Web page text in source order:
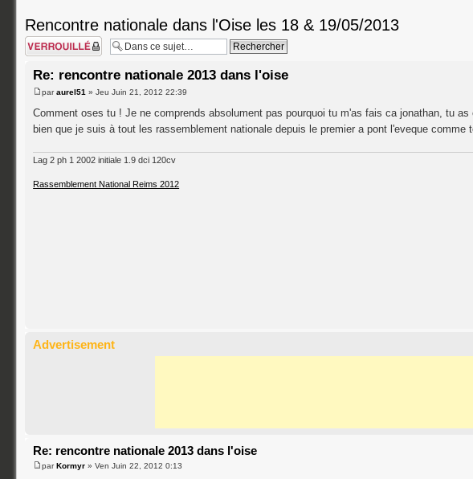
Rencontre nationale dans l'Oise les 18 & 19/05/2013
Sujet verrouillé
Re: rencontre nationale 2013 dans l'oise
paraurel51 » Jeu Juin 21, 2012 22:39
Comment oses tu ! Je ne comprends absolument pas pourquoi tu m'as fais ca jonathan, tu
bien que je suis à tout les rassemblement nationale depuis le premier a pont l'eveque comme
Lag 2 ph 1 2002 initiale 1.9 dci 120cv
Rassemblement National Reims 2012
Advertisement
Re: rencontre nationale 2013 dans l'oise
parKormyr » Ven Juin 22, 2012 0:13